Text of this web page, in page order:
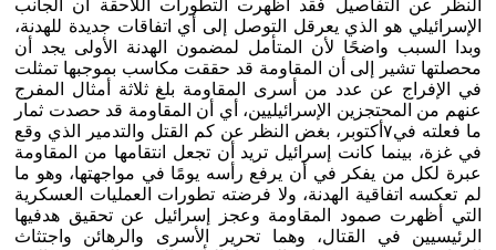
النظر عن التفاصيل فقد أظهرت التطورات اللاحقة أن الجانب
الإسرائيلي هو الذي يعرقل التوصل إلى أي اتفاقات جديدة للهدنة،
وبدا السبب واضحًا لأن المتأمل لمضمون الهدنة الأولى يجد أن
محصلتها تشير إلى أن المقاومة قد حققت مكاسب بموجبها تمثلت
في الإفراج عن عدد من أسرى المقاومة بلغ ثلاثة أمثال المفرج
عنهم من المحتجزين الإسرائيليين، أي أن المقاومة قد حصدت ثمار
ما فعلته في٧أكتوبر، بغض النظر عن كم القتل والتدمير الذي وقع
في غزة، بينما كانت إسرائيل تريد أن تجعل انتقامها من المقاومة
عبرة لكل من يفكر في أن يرفع رأسه يومًا في مواجهتها، وهو ما
لم تعكسه اتفاقية الهدنة، ولا فرضته تطورات العمليات العسكرية
التي أظهرت صمود المقاومة وعجز إسرائيل عن تحقيق هدفيها
الرئيسيين في القتال، وهما تحرير الأسرى والرهائن واجتثاث